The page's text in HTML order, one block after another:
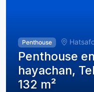
Penthouse
Penthouse
hayachan,
132 m²